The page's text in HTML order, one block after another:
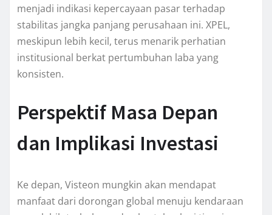
menjadi indikasi kepercayaan pasar terhadap
stabilitas jangka panjang perusahaan ini. XPEL,
meskipun lebih kecil, terus menarik perhatian
institusional berkat pertumbuhan laba yang
konsisten.
Perspektif Masa Depan
dan Implikasi Investasi
Ke depan, Visteon mungkin akan mendapat
manfaat dari dorongan global menuju kendaraan